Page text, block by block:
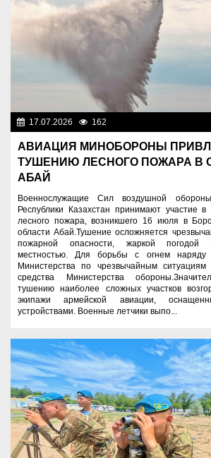
17.07.2026 162
АВИАЦИЯ МИНОБОРОНЫ
ТУШЕНИЮ ЛЕСНОГО ПОЖАРА В
АБАЙ
Военнослужащие Сил воздушной
Республики Казахстан принимают участие в
лесного пожара, возникшего 16 июля в
области Абай.Тушение осложняется
пожарной опасности, жаркой погодой
местностью. Для борьбы с огнем наряду
Министерства по чрезвычайным
средства Министерства
тушению наиболее сложных участков
экипажи армейской авиации,
устройствами. Военные летчики выпо...